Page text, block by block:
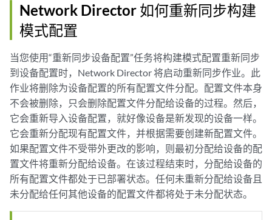
Network Director 如何重新同步构建
模式配置
当您使用“重新同步设备配置”任务将构建模式配置重新同步
到设备配置时，Network Director 将启动重新同步作业。此
作业将删除为设备配置的所有配置文件分配。配置文件本身
不会被删除，只会删除配置文件分配给设备的过程。然后，
它会重新导入设备配置，就好像设备是新发现的设备一样。
它会重新分配现有配置文件，并根据需要创建新配置文件。
如果配置文件不受带外更改的影响，则最初分配给设备的配
置文件将重新分配给设备。在该过程结束时，分配给设备的
所有配置文件都处于已部署状态。任何未重新分配给设备且
未分配给任何其他设备的配置文件都将处于未分配状态。